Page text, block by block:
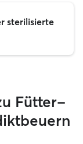
sterilisierte
Fütter-